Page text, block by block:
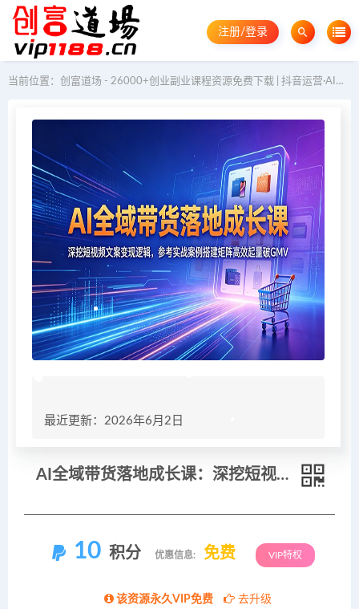
注册/登录
当前位置： 创富道场 - 26000+创业副业课程资源免费下载 | 抖音运营·AI教程·GEO优化
最近更新：2026年6月2日
AI全域带货落地成长课：深挖短视频文案变现逻辑，参考实战案例搭建矩阵高效起量破GMV
10 积分 优惠信息: 免费 VIP特权
该资源永久VIP免费 去升级